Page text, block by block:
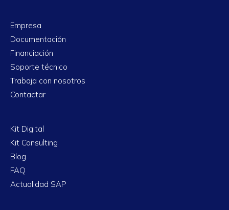
Empresa
Documentación
Financiación
Soporte técnico
Trabaja con nosotros
Contactar
Kit Digital
Kit Consulting
Blog
FAQ
Actualidad SAP